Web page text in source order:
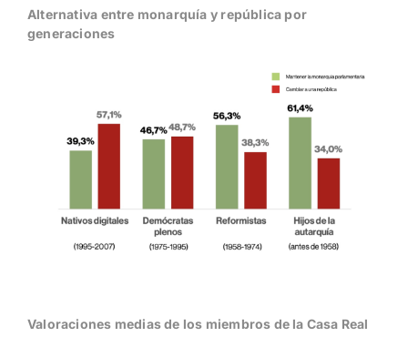
Alternativa entre monarquía y república por
generaciones
Valoraciones medias de los miembros de la Casa Real